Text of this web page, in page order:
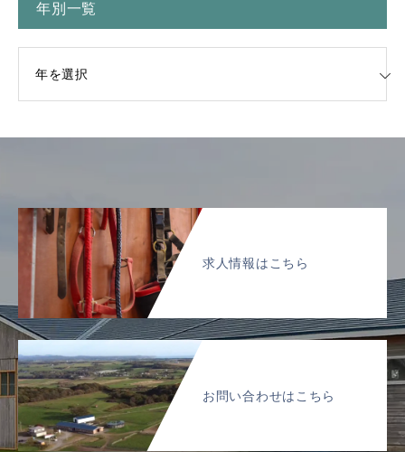
年別一覧
求人情報はこちら
お問い合わせはこちら